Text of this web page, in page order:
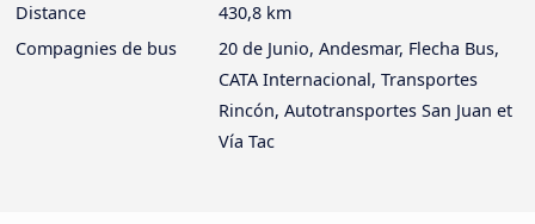
Distance
430,8 km
Compagnies de bus
20 de Junio, Andesmar, Flecha Bus,
CATA Internacional, Transportes
Rincón, Autotransportes San Juan et
Vía Tac